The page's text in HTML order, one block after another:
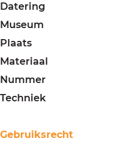
Datering
Museum
Plaats
Materiaal
Nummer
Techniek
Gebruiksrecht